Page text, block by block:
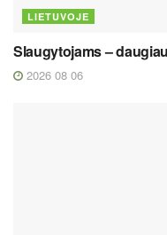
LIETUVOJE
Slaugytojams –
2026 08 06